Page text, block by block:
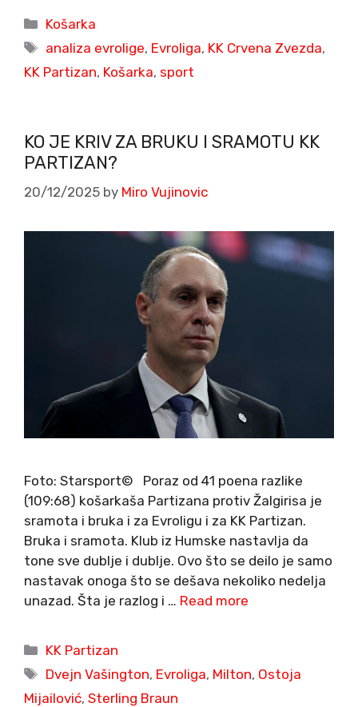
Categories
Košarka
Tags
analiza evrolige, Evroliga, KK Crvena Zvezda,
KK Partizan, Košarka, sport
KO JE KRIV ZA BRUKU I SRAMOTU KK
PARTIZAN?
20/12/2025 by Miro Vujinovic
Foto: Starsport© Poraz od 41 poena razlike
(109:68) košarkaša Partizana protiv Žalgirisa je
sramota i bruka i za Evroligu i za KK Partizan.
Bruka i sramota. Klub iz Humske nastavlja da
tone sve dublje i dublje. Ovo što se deilo je samo
nastavak onoga što se dešava nekoliko nedelja
unazad. Šta je razlog i … Read more
Categories
KK Partizan
Tags
Dvejn Vašington, Evroliga, Milton, Ostoja
Mijailović, Sterling Braun